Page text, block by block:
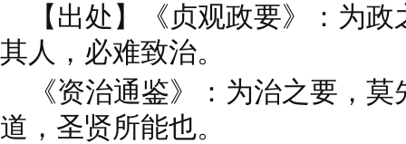
【出处】《贞观政要》：为政
其人，必难致治。
《资治通鉴》：为治之要，莫
道，圣贤所能也。